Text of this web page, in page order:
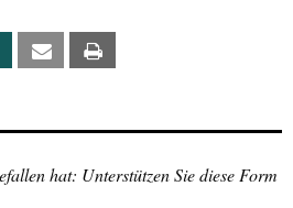
Xing Email
hat: Unterstützen Sie diese Form